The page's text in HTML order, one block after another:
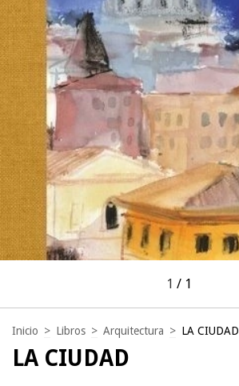
1 / 1
Inicio > Libros > Arquitectura > LA CIUDAD
LA CIUDAD